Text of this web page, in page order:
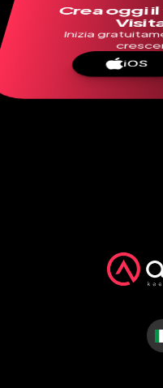
Crea oggi
Inizia
iOS